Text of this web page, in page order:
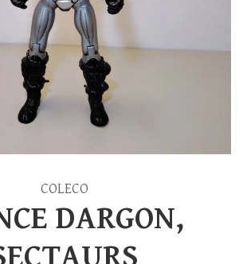
COLECO
DARGON,